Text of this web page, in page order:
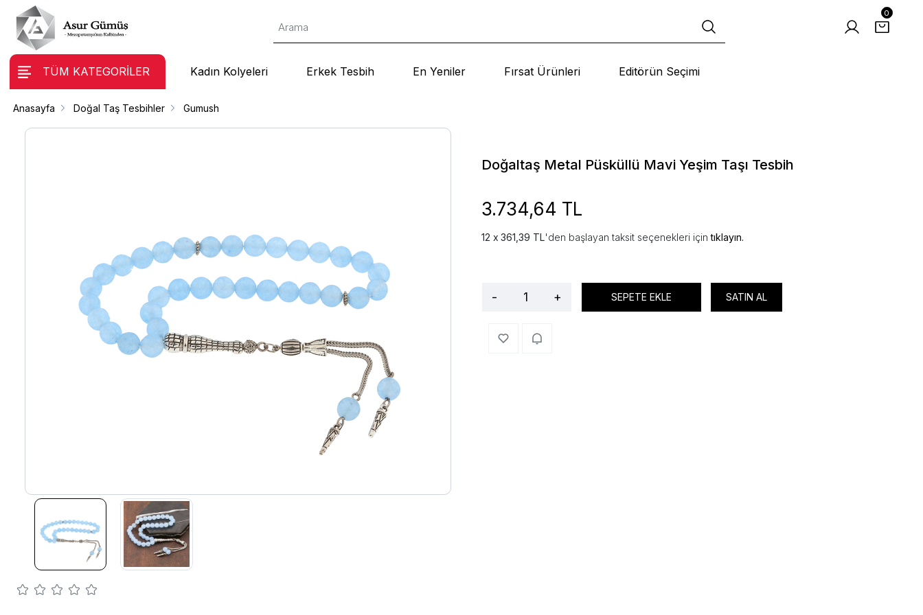
0
TÜM KATEGORİLER Kadın Kolyeleri Erkek Tesbih En Yeniler Fırsat Ürünleri Editörün Seçimi
Anasayfa Doğal Taş Tesbihler Gumush
Doğaltaş Metal Püsküllü Mavi Yeşim Taşı Tesbih
3.734,64 TL
361,39 TL'den başlayan taksit seçenekleri içintıklayın.
- + SEPETE EKLE SATIN AL